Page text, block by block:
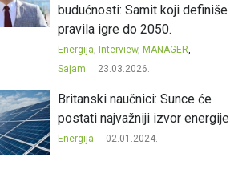
budućnosti: Samit koji definiše
pravila igre do 2050.
Energija, Interview, MANAGER,
Sajam
23.03.2026.
Britanski naučnici: Sunce će
postati najvažniji izvor energije
Energija 02.01.2024.